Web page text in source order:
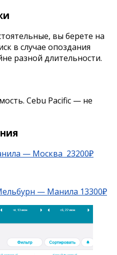
вы берете на
в случае опоздания
разной длительности.
Cebu Pacific — не
— Москва 23200₽
— Манила 13300₽